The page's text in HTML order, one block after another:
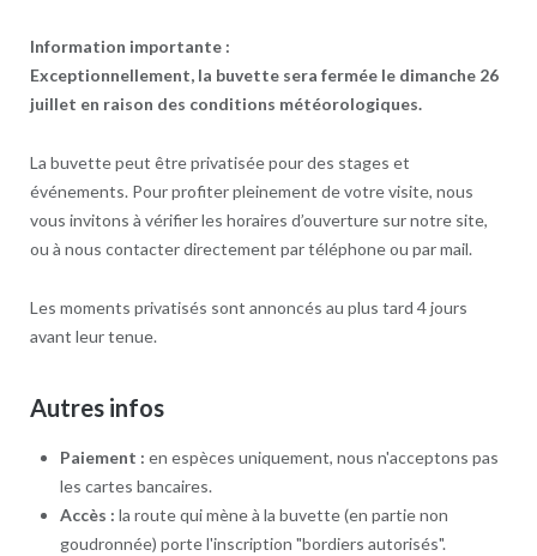
Information importante :
Exceptionnellement, la buvette sera fermée le dimanche 26
juillet en raison des conditions météorologiques.
La buvette peut être privatisée pour des stages et
événements. Pour profiter pleinement de votre visite, nous
vous invitons à vérifier les horaires d’ouverture sur notre site,
ou à nous contacter directement par téléphone ou par mail.
Les moments privatisés sont annoncés au plus tard 4 jours
avant leur tenue.
Autres infos
Paiement : en espèces uniquement, nous n'acceptons pas
les cartes bancaires.
Accès : la route qui mène à la buvette (en partie non
goudronnée) porte l'inscription "bordiers autorisés".